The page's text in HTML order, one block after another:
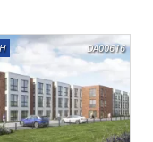
DA00616